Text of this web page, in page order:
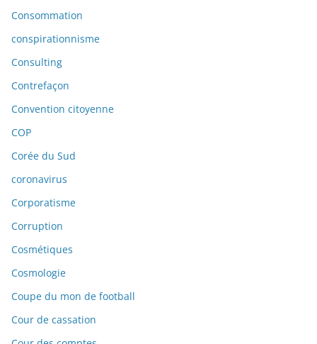
Consommation
conspirationnisme
Consulting
Contrefaçon
Convention citoyenne
COP
Corée du Sud
coronavirus
Corporatisme
Corruption
Cosmétiques
Cosmologie
Coupe du mon de football
Cour de cassation